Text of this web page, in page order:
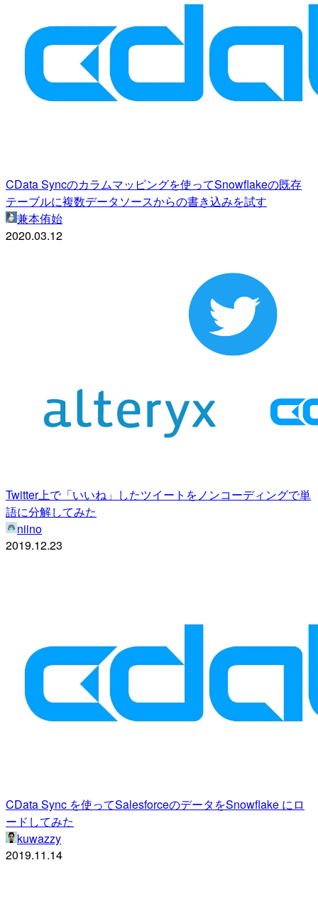
CData Syncのカラムマッピングを使ってSnowflakeの既存
テーブルに複数データソースからの書き込みを試す
兼本侑始
2020.03.12
Twitter上で「いいね」したツイートをノンコーディングで単
語に分解してみた
niino
2019.12.23
CData Sync を使ってSalesforceのデータをSnowflake にロ
ードしてみた
kuwazzy
2019.11.14